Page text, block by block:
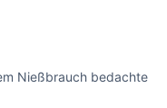
Nießbrauch bedachte